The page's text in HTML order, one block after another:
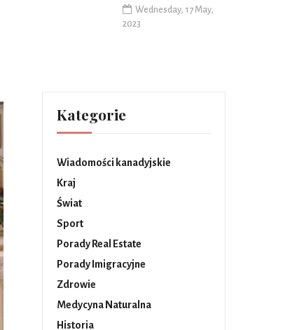
Wednesday, 17 May,
2023
Kategorie
Wiadomości kanadyjskie
Kraj
Świat
Sport
Porady Real Estate
Porady Imigracyjne
Zdrowie
Medycyna Naturalna
Historia